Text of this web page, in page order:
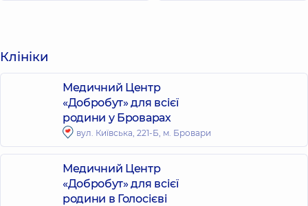
Клініки
Медичний Центр
«Добробут» для всієї
родини у Броварах
вул. Київська, 221-Б, м. Бровари
Медичний Центр
«Добробут» для всієї
родини в Голосієві